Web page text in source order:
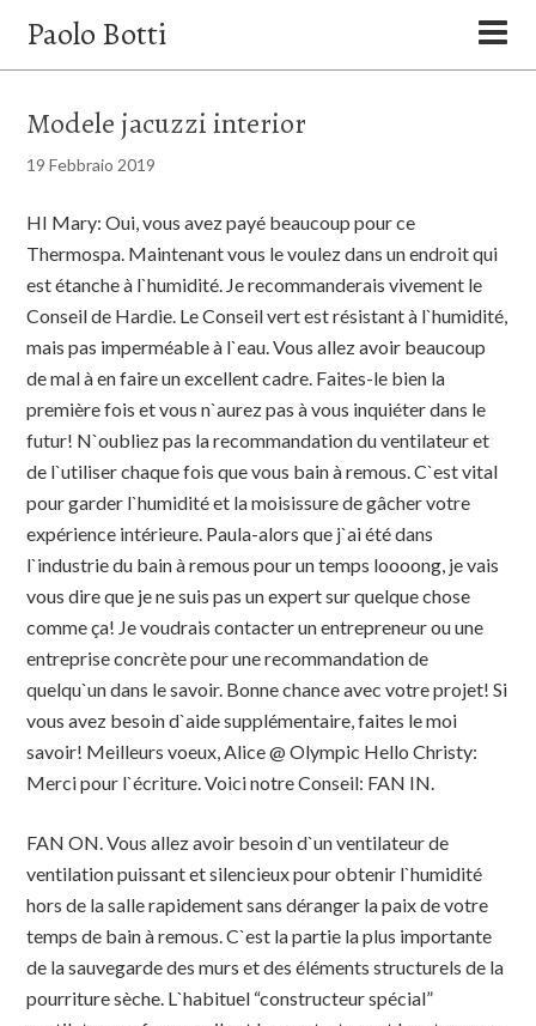
Paolo Botti
Modele jacuzzi interior
19 Febbraio 2019
HI Mary: Oui, vous avez payé beaucoup pour ce
Thermospa. Maintenant vous le voulez dans un endroit qui
est étanche à l`humidité. Je recommanderais vivement le
Conseil de Hardie. Le Conseil vert est résistant à l`humidité,
mais pas imperméable à l`eau. Vous allez avoir beaucoup
de mal à en faire un excellent cadre. Faites-le bien la
première fois et vous n`aurez pas à vous inquiéter dans le
futur! N`oubliez pas la recommandation du ventilateur et
de l`utiliser chaque fois que vous bain à remous. C`est vital
pour garder l`humidité et la moisissure de gâcher votre
expérience intérieure. Paula-alors que j`ai été dans
l`industrie du bain à remous pour un temps loooong, je vais
vous dire que je ne suis pas un expert sur quelque chose
comme ça! Je voudrais contacter un entrepreneur ou une
entreprise concrète pour une recommandation de
quelqu`un dans le savoir. Bonne chance avec votre projet! Si
vous avez besoin d`aide supplémentaire, faites le moi
savoir! Meilleurs voeux, Alice @ Olympic Hello Christy:
Merci pour l`écriture. Voici notre Conseil: FAN IN.
FAN ON. Vous allez avoir besoin d`un ventilateur de
ventilation puissant et silencieux pour obtenir l`humidité
hors de la salle rapidement sans déranger la paix de votre
temps de bain à remous. C`est la partie la plus importante
de la sauvegarde des murs et des éléments structurels de la
pourriture sèche. L`habituel “constructeur spécial”